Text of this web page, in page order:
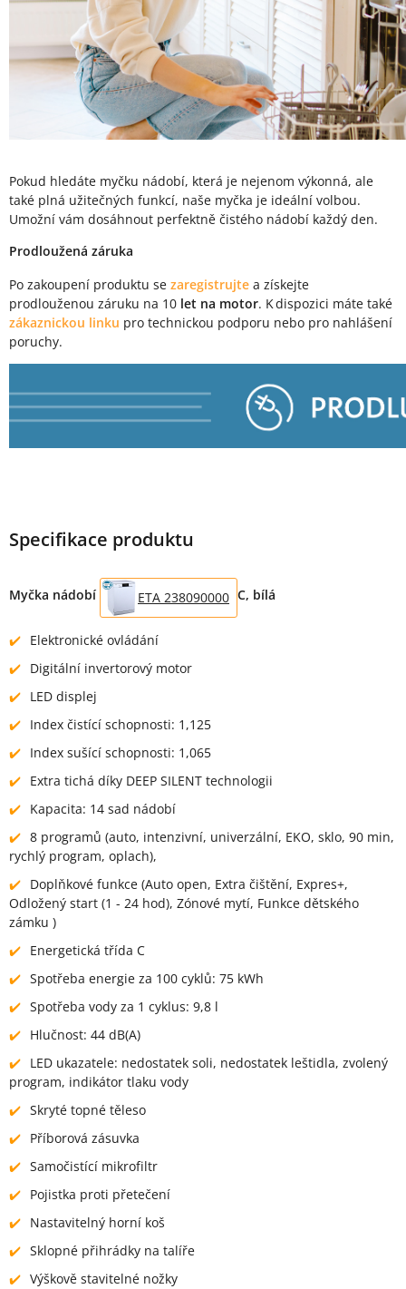
Pokud hledáte myčku nádobí, která je nejenom výkonná, ale
také plná užitečných funkcí, naše myčka je ideální volbou.
Umožní vám dosáhnout perfektně čistého nádobí každý den.
Prodloužená záruka
Po zakoupení produktu se zaregistrujte a získejte
prodlouženou záruku na 10 let na motor. K dispozici máte také
zákaznickou linku pro technickou podporu nebo pro nahlášení
poruchy.
Specifikace produktu
Myčka nádobí ETA 238090000 C, bílá
Elektronické ovládání
Digitální invertorový motor
LED displej
Index čistící schopnosti: 1,125
Index sušící schopnosti: 1,065
Extra tichá díky DEEP SILENT technologii
Kapacita: 14 sad nádobí
8 programů (auto, intenzivní, univerzální, EKO, sklo, 90 min,
rychlý program, oplach),
Doplňkové funkce (Auto open, Extra čištění, Expres+,
Odložený start (1 - 24 hod), Zónové mytí, Funkce dětského
zámku )
Energetická třída C
Spotřeba energie za 100 cyklů: 75 kWh
Spotřeba vody za 1 cyklus: 9,8 l
Hlučnost: 44 dB(A)
LED ukazatele: nedostatek soli, nedostatek leštidla, zvolený
program, indikátor tlaku vody
Skryté topné těleso
Příborová zásuvka
Samočistící mikrofiltr
Pojistka proti přetečení
Nastavitelný horní koš
Sklopné přihrádky na talíře
Výškově stavitelné nožky